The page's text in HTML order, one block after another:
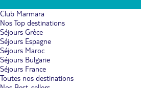
Club Marmara
Nos Top destinations
Séjours Grèce
Séjours Espagne
Séjours Maroc
Séjours Bulgarie
Séjours France
Toutes nos destinations